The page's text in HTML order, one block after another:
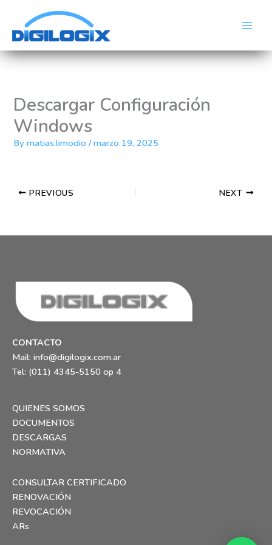
content
Descargar Configuración
Windows
Bymatias.limodio/marzo 19, 2025
PREVIOUS NEXT
CONTACTO
Mail: info@digilogix.com.ar
Tel: (011) 4345-5150 op 4
QUIENES SOMOS
DOCUMENTOS
DESCARGAS
NORMATIVA
CONSULTAR CERTIFICADO
RENOVACIÓN
REVOCACIÓN
ARs